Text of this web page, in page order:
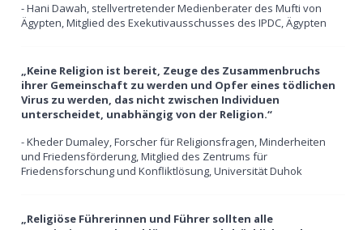
- Hani Dawah, stellvertretender Medienberater des Mufti von
Ägypten, Mitglied des Exekutivausschusses des IPDC, Ägypten
„Keine Religion ist bereit, Zeuge des Zusammenbruchs
ihrer Gemeinschaft zu werden und Opfer eines tödlichen
Virus zu werden, das nicht zwischen Individuen
unterscheidet, unabhängig von der Religion.“
- Kheder Dumaley, Forscher für Religionsfragen, Minderheiten
und Friedensförderung, Mitglied des Zentrums für
Friedensforschung und Konfliktlösung, Universität Duhok
„Religiöse Führerinnen und Führer sollten alle